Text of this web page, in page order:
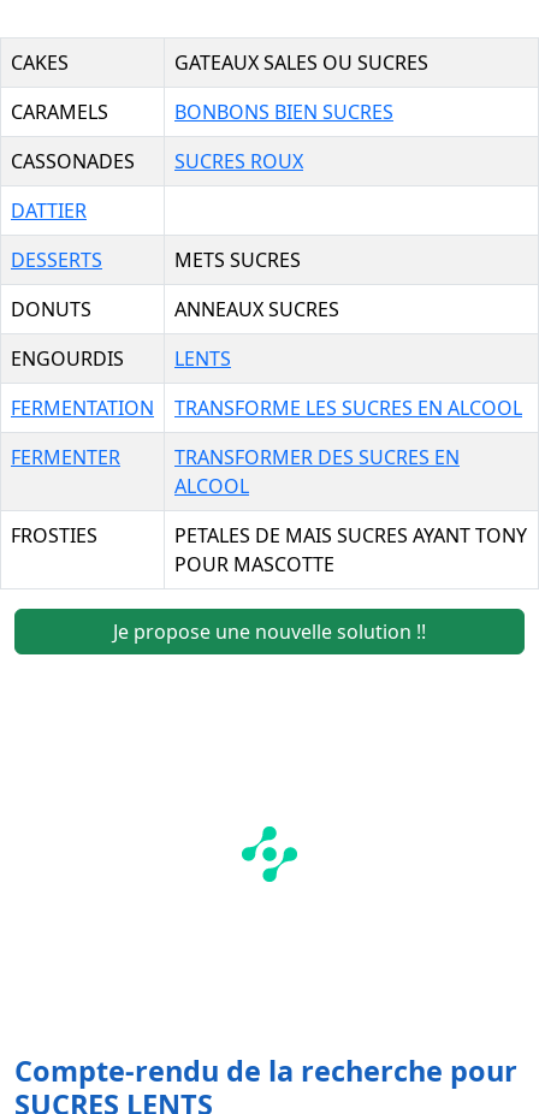
CAKES
GATEAUX SALES OU SUCRES
CARAMELS
BONBONS BIEN SUCRES
CASSONADES
SUCRES ROUX
DATTIER
DESSERTS
METS SUCRES
DONUTS
ANNEAUX SUCRES
ENGOURDIS
LENTS
FERMENTATION
TRANSFORME LES SUCRES EN ALCOOL
FERMENTER
TRANSFORMER DES SUCRES EN
ALCOOL
FROSTIES
PETALES DE MAIS SUCRES AYANT TONY
POUR MASCOTTE
Je propose une nouvelle solution !!
Compte-rendu de la recherche pour
SUCRES LENTS